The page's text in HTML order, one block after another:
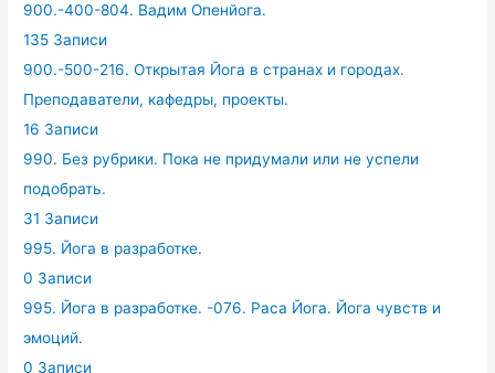
900.-400-804. Вадим Опенйога.
135 Записи
900.-500-216. Открытая Йога в странах и городах.
Преподаватели, кафедры, проекты.
16 Записи
990. Без рубрики. Пока не придумали или не успели
подобрать.
31 Записи
995. Йога в разработке.
0 Записи
995. Йога в разработке. -076. Раса Йога. Йога чувств и
эмоций.
0 Записи